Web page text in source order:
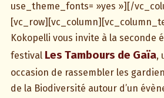
use_theme_fonts= »yes »][/
Kokopelli vous invite à la seconde
festival Les Tambours de Gaïa,
occasion de rassembler les
de la Biodiversité autour d’un